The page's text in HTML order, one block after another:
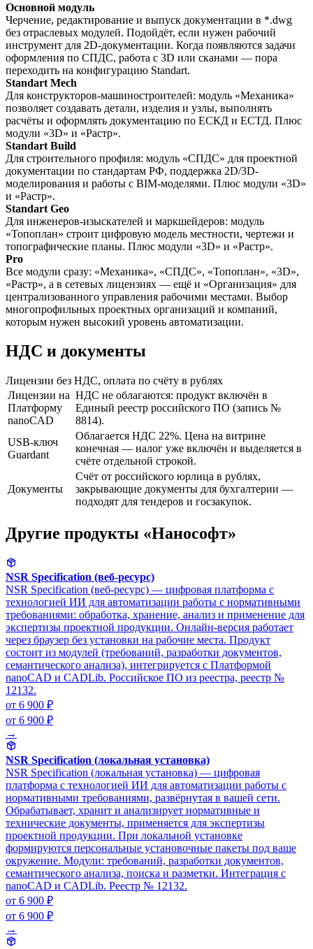
Основной модуль
Черчение, редактирование и выпуск документации в *.dwg
без отраслевых модулей. Подойдёт, если нужен рабочий
инструмент для 2D-документации. Когда появляются задачи
оформления по СПДС, работа с 3D или сканами — пора
переходить на конфигурацию Standart.
Standart Mech
Для конструкторов-машиностроителей: модуль «Механика»
позволяет создавать детали, изделия и узлы, выполнять
расчёты и оформлять документацию по ЕСКД и ЕСТД. Плюс
модули «3D» и «Растр».
Standart Build
Для строительного профиля: модуль «СПДС» для проектной
документации по стандартам РФ, поддержка 2D/3D-
моделирования и работы с BIM-моделями. Плюс модули «3D»
и «Растр».
Standart Geo
Для инженеров-изыскателей и маркшейдеров: модуль
«Топоплан» строит цифровую модель местности, чертежи и
топографические планы. Плюс модули «3D» и «Растр».
Pro
Все модули сразу: «Механика», «СПДС», «Топоплан», «3D»,
«Растр», а в сетевых лицензиях — ещё и «Организация» для
централизованного управления рабочими местами. Выбор
многопрофильных проектных организаций и компаний,
которым нужен высокий уровень автоматизации.
НДС и документы
Лицензии без НДС, оплата по счёту в рублях
Лицензии на
Платформу
nanoCAD
НДС не облагаются: продукт включён в
Единый реестр российского ПО (запись №
8814).
USB-ключ
Guardant
Облагается НДС 22%. Цена на витрине
конечная — налог уже включён и выделяется в
счёте отдельной строкой.
Документы
Счёт от российского юрлица в рублях,
закрывающие документы для бухгалтерии —
подходят для тендеров и госзакупок.
Другие продукты «Нанософт»
NSR Specification (веб-ресурс)
NSR Specification (веб-ресурс) — цифровая платформа с
технологией ИИ для автоматизации работы с нормативными
требованиями: обработка, хранение, анализ и применение для
экспертизы проектной продукции. Онлайн-версия работает
через браузер без установки на рабочие места. Продукт
состоит из модулей (требований, разработки документов,
семантического анализа), интегрируется с Платформой
nanoCAD и CADLib. Российское ПО из реестра, реестр №
12132.
от 6 900 ₽
от 6 900 ₽
→
NSR Specification (локальная установка)
NSR Specification (локальная установка) — цифровая
платформа с технологией ИИ для автоматизации работы с
нормативными требованиями, развёрнутая в вашей сети.
Обрабатывает, хранит и анализирует нормативные и
технические документы, применяется для экспертизы
проектной продукции. При локальной установке
формируются персональные установочные пакеты под ваше
окружение. Модули: требований, разработки документов,
семантического анализа, поиска и разметки. Интеграция с
nanoCAD и CADLib. Реестр № 12132.
от 6 900 ₽
от 6 900 ₽
→